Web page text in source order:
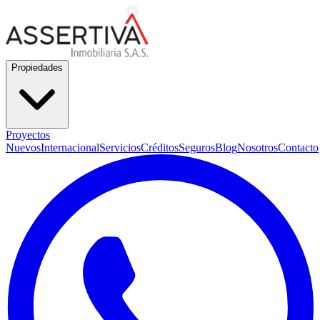
Propiedades
Proyectos
NuevosInternacionalServiciosCréditosSegurosBlogNosotrosContacto